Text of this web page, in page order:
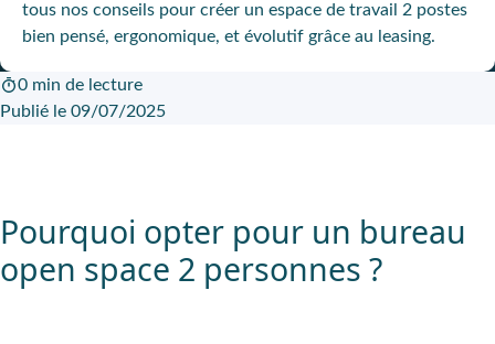
tous nos conseils pour créer un espace de travail 2 postes
bien pensé, ergonomique, et évolutif grâce au leasing.
0 min de lecture
Publié le 09/07/2025
Pourquoi opter pour un bureau
open space 2 personnes ?